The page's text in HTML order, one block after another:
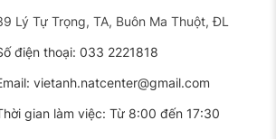
<5g
Lý Tự Trọng, TA, Buôn Ma Thuột, ĐL
điện thoại: 033 2221818
vietanh.natcenter@gmail.com
gian làm việc: Từ 8:00 đến 17:30